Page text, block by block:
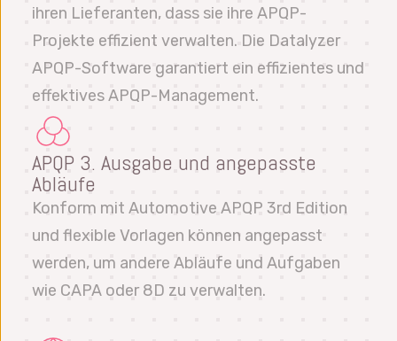
ihren Lieferanten, dass sie ihre APQP-
Projekte effizient verwalten. Die Datalyzer
APQP-Software garantiert ein effizientes und
effektives APQP-Management.
APQP 3. Ausgabe und angepasste
Abläufe
Konform mit Automotive APQP 3rd Edition
und flexible Vorlagen können angepasst
werden, um andere Abläufe und Aufgaben
wie CAPA oder 8D zu verwalten.